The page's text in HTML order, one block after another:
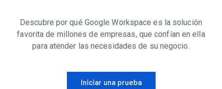
Descubre por qué Google Workspace es la solución
favorita de millones de empresas, que confían en ella
para atender las necesidades de su negocio.
Iniciar una prueba